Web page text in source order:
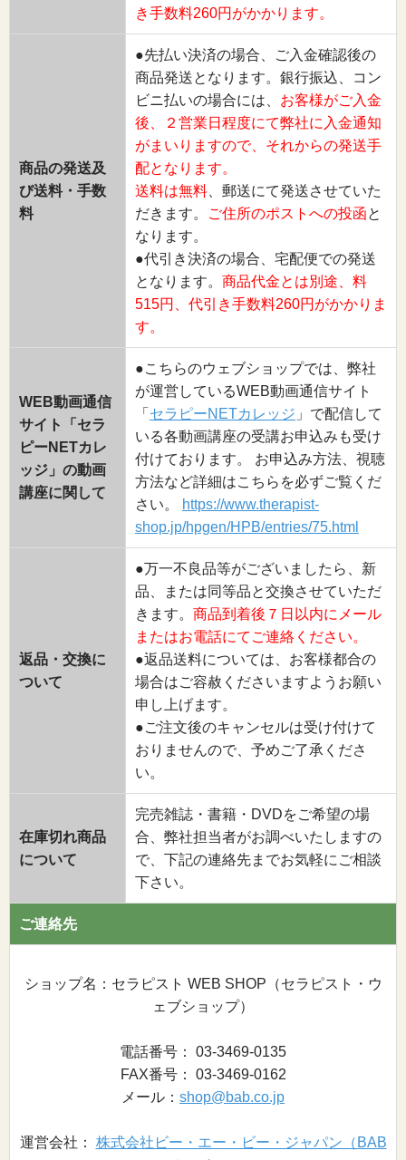
き手数料260円がかかります。
商品の発送及
び送料・手数
料
●先払い決済の場合、ご入金確認後の
商品発送となります。銀行振込、コン
ビニ払いの場合には、 お客様がご入金
後、２営業日程度にて弊社に入金通知
がまいりますので、それからの発送手
配となります。
送料は無料 、郵送にて発送させていた
だきます。
ご住所のポストへの投函と
なります。
●代引き決済の場合、宅配便での発送
となります。 商品代金とは別途、料
515円、代引き手数料260円がかかりま
す。
WEB動画通信
サイト「セラ
ピーNETカレ
ッジ」の動画
講座に関して
●こちらのウェブショップでは、弊社
が運営しているWEB動画通信サイト
「 セラピーNETカレッジ 」で配信して
いる各動画講座の受講お申込みも受け
付けております。 お申込み方法、視聴
方法など詳細はこちらを必ずご覧くだ
さい。
https://www.therapist-
shop.jp/hpgen/HPB/entries/75.html
返品・交換に
ついて
●万一不良品等がございましたら、新
品、または同等品と交換させていただ
きます。 商品到着後７日以内にメール
またはお電話にてご連絡ください。
●返品送料については、お客様都合の
場合はご容赦くださいますようお願い
申し上げます。
●ご注文後のキャンセルは受け付けて
おりませんので、予めご了承くださ
い。
在庫切れ商品
について
完売雑誌・書籍・DVDをご希望の場
合、弊社担当者がお調べいたしますの
で、下記の連絡先までお気軽にご相談
下さい。
ご連絡先
ショップ名：セラピスト WEB SHOP（セラピスト・ウ
ェブショップ）
電話番号： 03-3469-0135
FAX番号： 03-3469-0162
メール： shop@bab.co.jp
運営会社： 株式会社ビー・エー・ビー・ジャパン（BAB